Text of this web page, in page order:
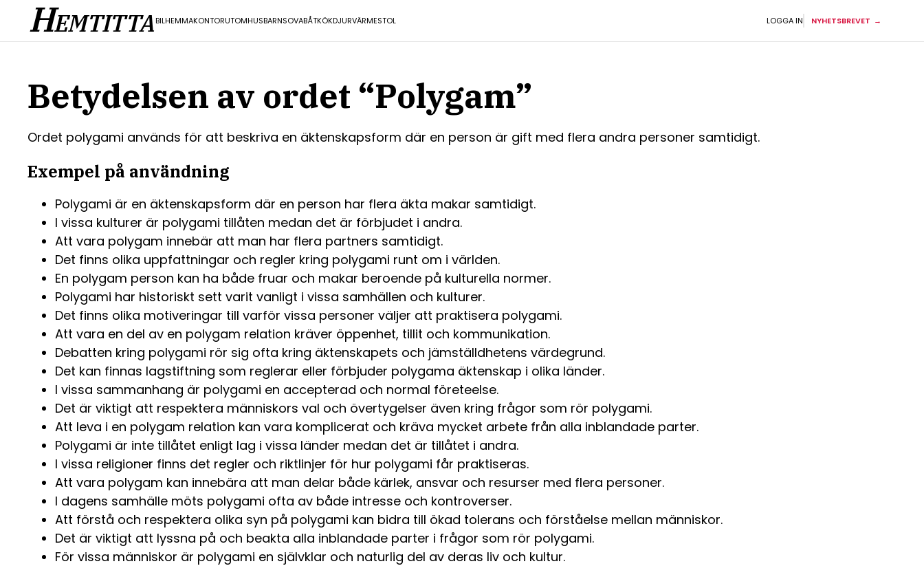
HEMTITTABILHEMMAKONTORUTOMHUSBARNSOVABÅTKÖKDJURVÄRMESTOL LOGGA IN NYHETSBREVET
Betydelsen av ordet “Polygam”
Ordet polygami används för att beskriva en äktenskapsform där en person är gift med flera andra personer samtidigt.
Exempel på användning
Polygami är en äktenskapsform där en person har flera äkta makar samtidigt.
I vissa kulturer är polygami tillåten medan det är förbjudet i andra.
Att vara polygam innebär att man har flera partners samtidigt.
Det finns olika uppfattningar och regler kring polygami runt om i världen.
En polygam person kan ha både fruar och makar beroende på kulturella normer.
Polygami har historiskt sett varit vanligt i vissa samhällen och kulturer.
Det finns olika motiveringar till varför vissa personer väljer att praktisera polygami.
Att vara en del av en polygam relation kräver öppenhet, tillit och kommunikation.
Debatten kring polygami rör sig ofta kring äktenskapets och jämställdhetens värdegrund.
Det kan finnas lagstiftning som reglerar eller förbjuder polygama äktenskap i olika länder.
I vissa sammanhang är polygami en accepterad och normal företeelse.
Det är viktigt att respektera människors val och övertygelser även kring frågor som rör polygami.
Att leva i en polygam relation kan vara komplicerat och kräva mycket arbete från alla inblandade parter.
Polygami är inte tillåtet enligt lag i vissa länder medan det är tillåtet i andra.
I vissa religioner finns det regler och riktlinjer för hur polygami får praktiseras.
Att vara polygam kan innebära att man delar både kärlek, ansvar och resurser med flera personer.
I dagens samhälle möts polygami ofta av både intresse och kontroverser.
Att förstå och respektera olika syn på polygami kan bidra till ökad tolerans och förståelse mellan människor.
Det är viktigt att lyssna på och beakta alla inblandade parter i frågor som rör polygami.
För vissa människor är polygami en självklar och naturlig del av deras liv och kultur.